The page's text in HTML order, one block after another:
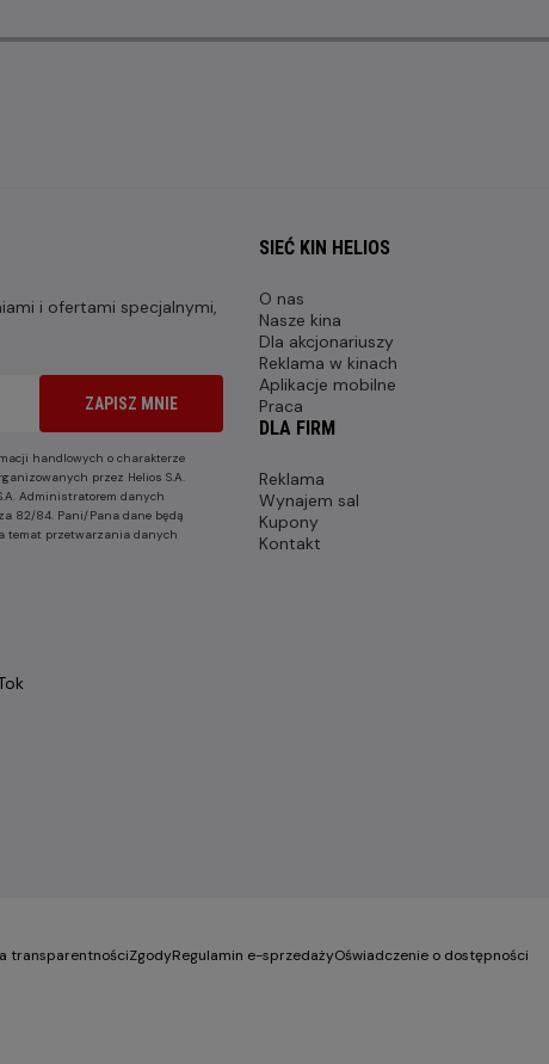
i ofertami specjalnymi,
ZAPISZ MNIE
handlowych o charakterze
przez Helios S.A.
Administratorem danych
82/84. Pani/Pana dane będą
temat przetwarzania danych
SIEĆ KIN HELIOS
O nas
Nasze kina
Dla akcjonariuszy
Reklama w kinach
Aplikacje mobilne
Praca
DLA FIRM
Reklama
Wynajem sal
Kupony
Kontakt
transparentnościZgodyRegulamin e-sprzedażyOświadczenie o dostępności